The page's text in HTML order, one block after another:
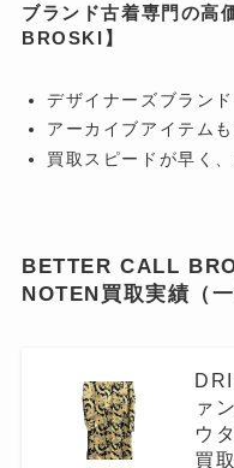
ブランド古着専門の
BROSKI】
デザイナーズブラン
アーカイブアイテム
買取スピードが早く
BETTER CALL
NOTEN買取実績（一
ァ
ウ
買